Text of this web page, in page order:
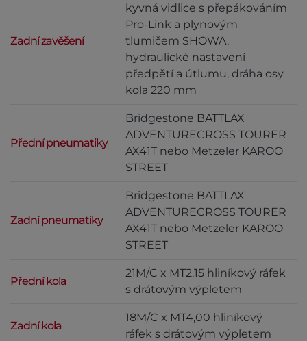
Zadní zavěšení
kyvná vidlice s přepákováním
Pro-Link a plynovým
tlumičem SHOWA,
hydraulické nastavení
předpětí a útlumu, dráha osy
kola 220 mm
Přední pneumatiky
Bridgestone BATTLAX
ADVENTURECROSS TOURER
AX41T nebo Metzeler KAROO
STREET
Zadní pneumatiky
Bridgestone BATTLAX
ADVENTURECROSS TOURER
AX41T nebo Metzeler KAROO
STREET
Přední kola
21M/C x MT2,15 hliníkový ráfek
s drátovým výpletem
Zadní kola
18M/C x MT4,00 hliníkový
ráfek s drátovým výpletem